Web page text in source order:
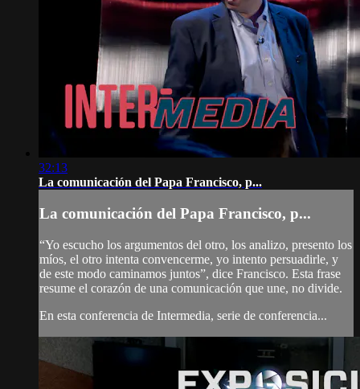
32:13
La comunicación del Papa Francisco, p...
La comunicación del Papa Francisco, p...
“Yo escucho los argumentos del otro, los analizo, presento los
míos, el otro intenta convencerme, yo intento persuadirle, y
de este modo caminamos juntos”, dice Francisco. Esta frase
resume el corazón de una comunicación que une, no divide.
En esta conferencia de Intermedia, serie de conferencia...